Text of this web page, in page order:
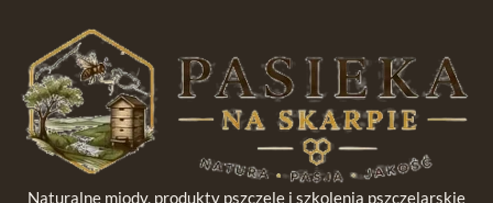
Naturalne miody, produkty pszczele i szkolenia pszczelarskie